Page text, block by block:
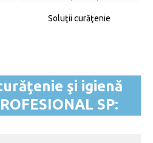
Soluţii curăţenie
şi igienă
SP: